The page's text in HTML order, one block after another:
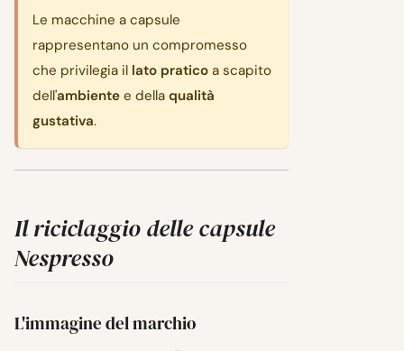
Le macchine a capsule
rappresentano un compromesso
che privilegia il lato pratico a scapito
dell'ambiente e della qualità
gustativa.
Il riciclaggio delle capsule
Nespresso
L'immagine del marchio